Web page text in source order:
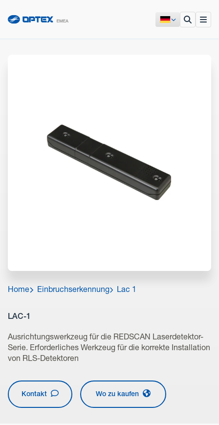
Home Einbruchserkennung Lac 1
LAC-1
Ausrichtungswerkzeug für die REDSCAN Laserdetektor-
Serie. Erforderliches Werkzeug für die korrekte Installation
von RLS-Detektoren
Kontakt Wo zu kaufen